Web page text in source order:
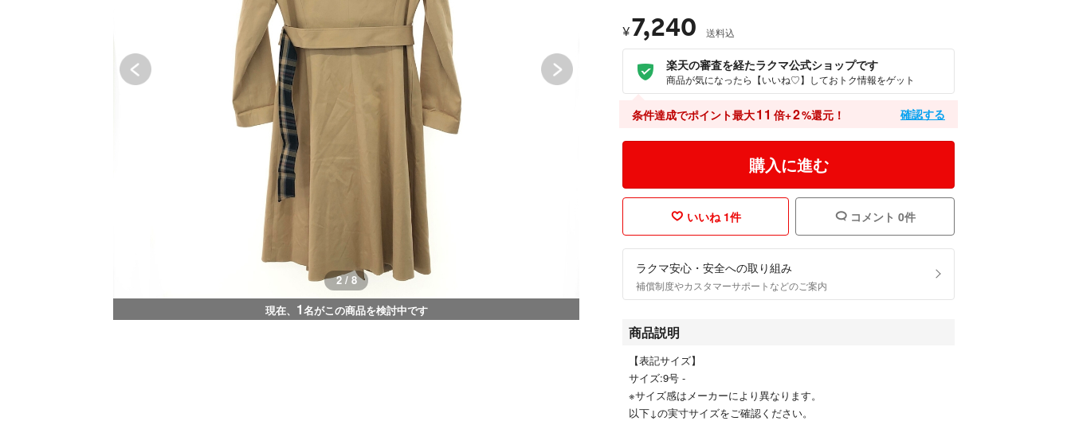
3 / 8
現在、 1名がこの商品を検討中です
¥7,240 送料込
楽天の審査を経たラクマ公式ショップです
商品が気になったら【いいね♡】しておトク情報をゲット
条件達成でポイント最大11 倍+2%還元！ 確認する
購入に進む
いいね 1件 コメント 0件
ラクマ安心・安全への取り組み
補償制度やカスタマーサポートなどのご案内
商品説明
【表記サイズ】
サイズ:9号 -
※サイズ感はメーカーにより異なります。
以下↓の実寸サイズをご確認ください。